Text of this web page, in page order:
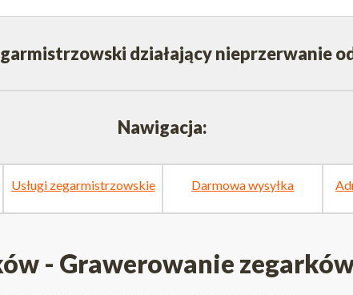
działający nieprzerwanie
Nawigacja:
Usługi zegarmistrzowskie Darmowa wysyłka
- Grawerowanie